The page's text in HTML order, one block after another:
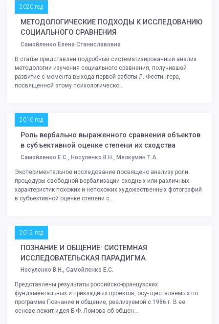
2020 год
МЕТОДОЛОГИЧЕСКИЕ ПОДХОДЫ К ИССЛЕДОВАНИЮ
СОЦИАЛЬНОГО СРАВНЕНИЯ
Самойленко Елена Станиславовна
В статье представлен подробный систематизированный анализ
методологии изучения социального сравнения, получившей
развитие с момента выхода первой работы Л. Фестингера,
посвященной этому психологическо...
2010 год
Роль вербально выраженного сравнения объектов
в субъективной оценке степени их сходства
Самойленко Е.С., Носуленко В.Н., Мелкумян Т.А.
Экспериментальное исследование посвящено анализу роли
процедуры свободной вербализации сходных или различных
характеристик похожих и непохожих художественных фотографий
в субъективной оценке степени с...
2012 год
ПОЗНАНИЕ И ОБЩЕНИЕ: СИСТЕМНАЯ
ИССЛЕДОВАТЕЛЬСКАЯ ПАРАДИГМА
Носуленко В.Н., Самойленко Е.С.
Представлены результаты российско-французских
фундаментальных и прикладных проектов, осу- ществляемых по
программе Познание и общение, реализуемой с 1986 г. В ее
основе лежит идея Б.Ф. Ломова об общен...